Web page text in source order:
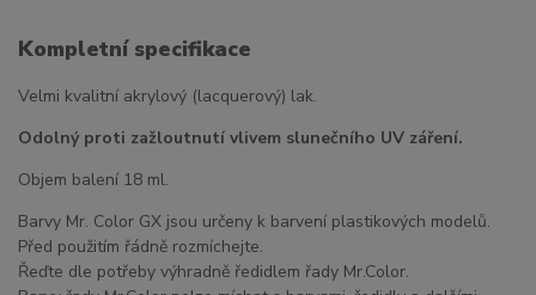
Kompletní specifikace
Velmi kvalitní akrylový (lacquerový) lak.
Odolný proti zažloutnutí vlivem slunečního UV záření.
Objem balení 18 ml.
Barvy Mr. Color GX jsou určeny k barvení plastikových modelů.
Před použitím řádně rozmíchejte.
Řeďte dle potřeby výhradně ředidlem řady Mr.Color.